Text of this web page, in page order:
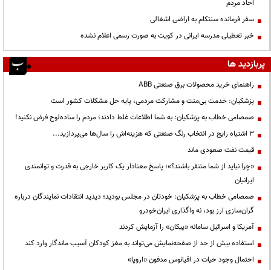
احاد مردم
سفر فرمانده سنتکام به اراضی اشغالی
خبر تعطیلی مدرسه ایرانی در کویت به صورت رسمی اعلام نشده
پربازدید ها
راهنمای خرید محصولات برق صنعتی ABB
پزشکیان: خدمت بی‌منت و مشارکت مردمی، پایه حل مشکلات کشور است
صمصامی خطاب به پزشکیان: به شما اطلاعات غلط دادند؛ مردم را ساده‌لوح فرض نکنید!
3 اشتباه رایج در انتخاب رنگ صنعتی که هزینه‌اش را سال‌ها می‌پردازید...
قیمت نفت صعودی ماند
«چرا نباید از شما متنفر باشند؟»؛ پاسخ معنادار یک کاربر خارجی به قدرت و توانمندی
ایرانیان
صمصامی خطاب به پزشکیان: خودتان در مجلس بودید؛ دیدید انتقادات نمایندگان درباره
گران‌سازی ارز بود، نه واگذاری ایران‌خودرو
آمریکا و اسرائیل سامانه «پیکان» را آزمایش کردند
استفاده بیش از حد از صفحه‌نمایش می‌تواند به مغز کودکان آسیب ماندگار وارد کند
احتمال وجود حیات در اقیانوس مدفون «اروپا»